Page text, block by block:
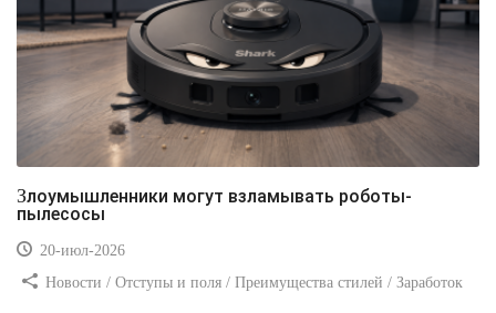
Злоумышленники могут взламывать роботы-
пылесосы
20-июл-2026
Новости / Отступы и поля / Преимущества стилей / Заработок